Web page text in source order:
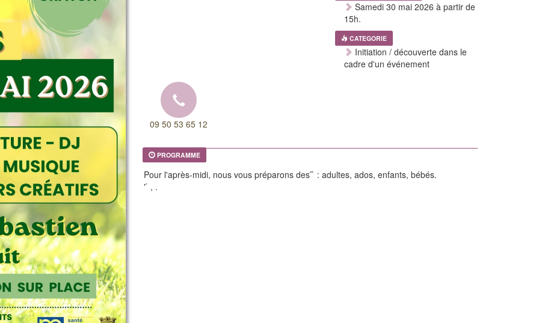
Samedi 30 mai 2026 à partir de
15h.
CATEGORIE
Initiation / découverte dans le
cadre d'un événement
09 50 53 65 12
PROGRAMME
Pour l'après-midi, nous vous préparons des ́ ̂ : adultes, ados, enfants, bébés.
' ́ , .